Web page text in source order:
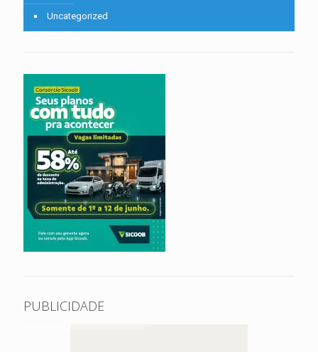
Uncategorized
PUBLICIDADE